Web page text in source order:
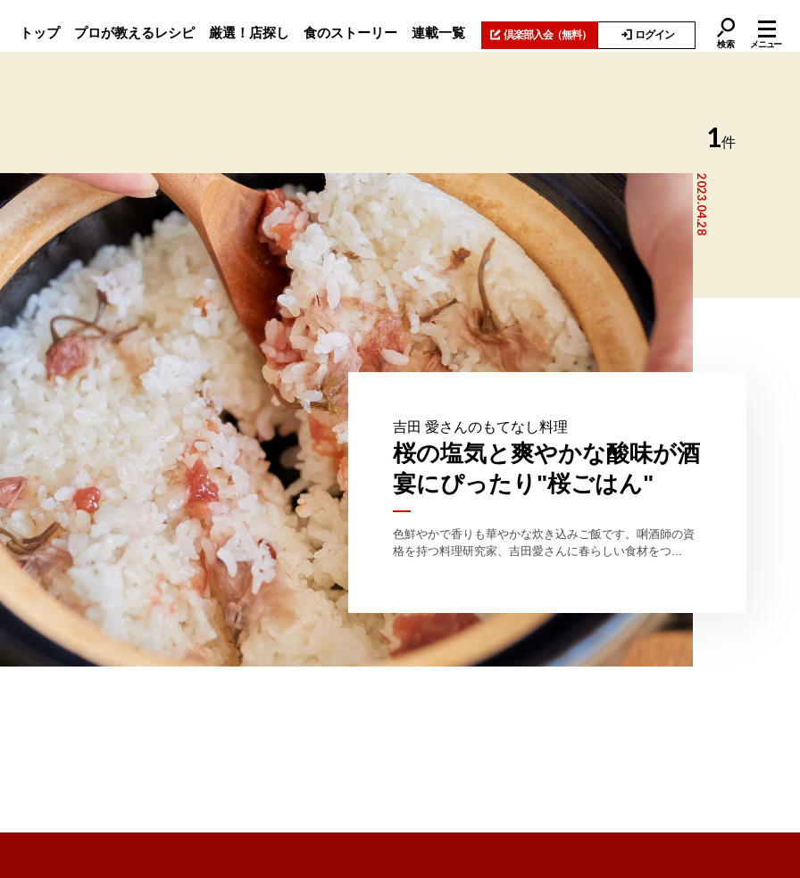
トップ プロが教えるレシピ 厳選！店探し 食のストーリー 連載一覧 倶楽部入会（無料） ログイン
検索 メニュー
1件
2023.04.28
吉田 愛さんのもてなし料理
桜の塩気と爽やかな酸味が酒
宴にぴったり"桜ごはん"
色鮮やかで香りも華やかな炊き込みご飯です。唎酒師の資
格を持つ料理研究家、吉田愛さんに春らしい食材をつ...